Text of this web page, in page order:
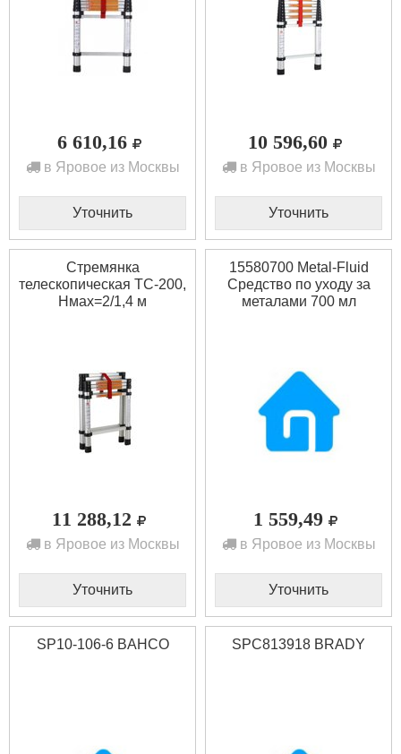
6 610,16
в Яровое из Москвы
Уточнить
10 596,60
в Яровое из Москвы
Уточнить
Стремянка
телескопическая ТС-200,
Нмах=2/1,4 м
11 288,12
в Яровое из Москвы
Уточнить
15580700 Metal-Fluid
Средство по уходу за
металами 700 мл
1 559,49
в Яровое из Москвы
Уточнить
SP10-106-6 BAHCO SPC813918 BRADY